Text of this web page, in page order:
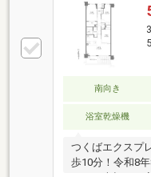
南向き
浴室乾燥機
つくばエクスプ
歩10分！令和8